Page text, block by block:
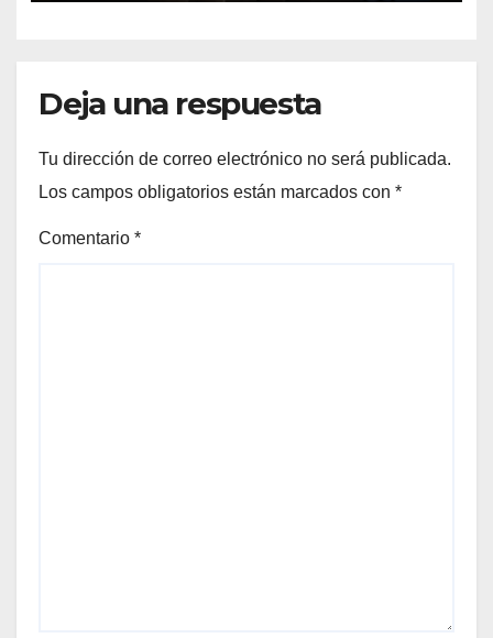
Deja una respuesta
Tu dirección de correo electrónico no será publicada.
Los campos obligatorios están marcados con *
Comentario *